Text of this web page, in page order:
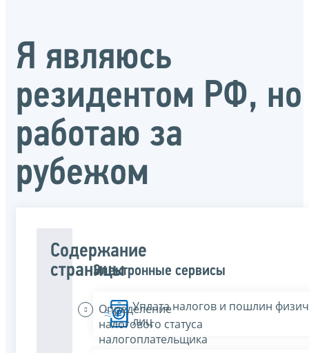
Я являюсь
резидентом РФ, но
работаю за
рубежом
Содержание
страницы
Определение
налогового статуса
налогоплательщика
Электронные сервисы
Уплата налогов и пошлин
лиц